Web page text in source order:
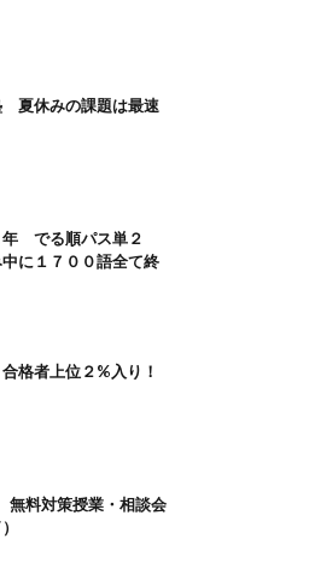
夏休みの課題は最速
年 でる順パス単２
に１７００語全て終
格者上位２%入り！
料対策授業・相談会